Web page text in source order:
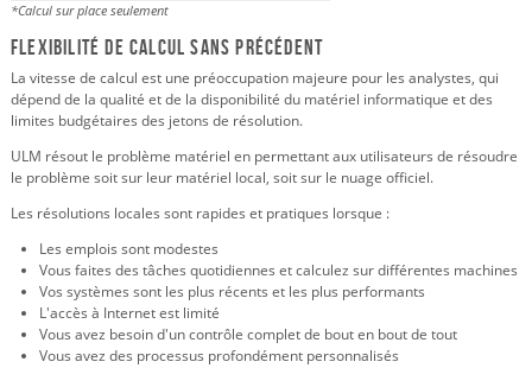
*Calcul sur place seulement
Flexibilité de calcul sans précédent
La vitesse de calcul est une préoccupation majeure pour les analystes, qui
dépend de la qualité et de la disponibilité du matériel informatique et des
limites budgétaires des jetons de résolution.
ULM résout le problème matériel en permettant aux utilisateurs de résoudre
le problème soit sur leur matériel local, soit sur le nuage officiel.
Les résolutions locales sont rapides et pratiques lorsque :
Les emplois sont modestes
Vous faites des tâches quotidiennes et calculez sur différentes machines
Vos systèmes sont les plus récents et les plus performants
L'accès à Internet est limité
Vous avez besoin d'un contrôle complet de bout en bout de tout
Vous avez des processus profondément personnalisés